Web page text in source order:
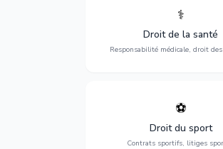
⚕️
Droit de la santé
Responsabilité médicale, droit
Défense de vos droits
médicales, responsabilité des
et indemnisation.
⚽
Droit du sport
Contrats sportifs, litiges
Expertise en droit sportif :
sportifs, transferts,
contentieux.